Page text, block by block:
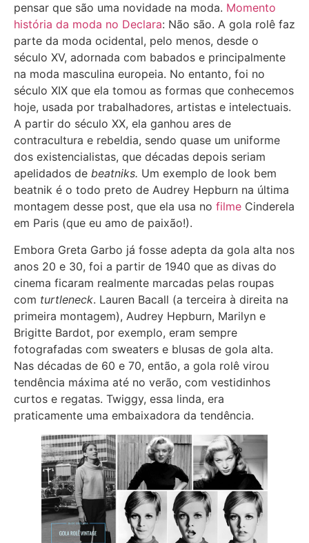
pensar que são uma novidade na moda. Momento
história da moda no Declara: Não são. A gola rolê faz
parte da moda ocidental, pelo menos, desde o
século XV, adornada com babados e principalmente
na moda masculina europeia. No entanto, foi no
século XIX que ela tomou as formas que conhecemos
hoje, usada por trabalhadores, artistas e intelectuais.
A partir do século XX, ela ganhou ares de
contracultura e rebeldia, sendo quase um uniforme
dos existencialistas, que décadas depois seriam
apelidados de beatniks. Um exemplo de look bem
beatnik é o todo preto de Audrey Hepburn na última
montagem desse post, que ela usa no filme Cinderela
em Paris (que eu amo de paixão!).
Embora Greta Garbo já fosse adepta da gola alta nos
anos 20 e 30, foi a partir de 1940 que as divas do
cinema ficaram realmente marcadas pelas roupas
com turtleneck. Lauren Bacall (a terceira à direita na
primeira montagem), Audrey Hepburn, Marilyn e
Brigitte Bardot, por exemplo, eram sempre
fotografadas com sweaters e blusas de gola alta.
Nas décadas de 60 e 70, então, a gola rolê virou
tendência máxima até no verão, com vestidinhos
curtos e regatas. Twiggy, essa linda, era
praticamente uma embaixadora da tendência.